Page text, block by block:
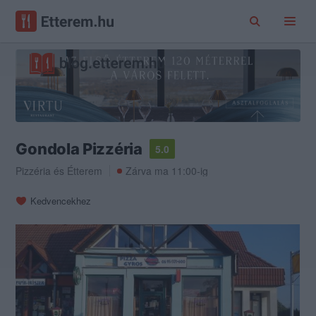
Gondola Pizzéria
5.0
Pizzéria és Étterem Zárva ma 11:00-ig
Kedvencekhez